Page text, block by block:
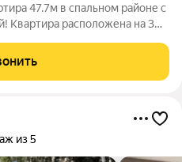
47.7м в спальном районе с
Квартира расположена на 3
детская площадка,
из 5